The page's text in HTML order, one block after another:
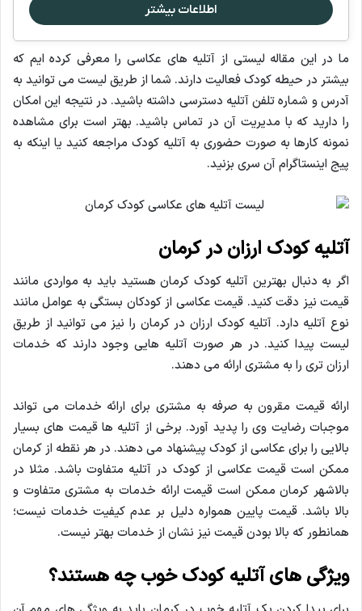
اطلاعات بیشتر
ما در این مقاله لیستی از آتلیه های عکاسی را معرفی کرده ایم که
بیشتر در حیطه کودک فعالیت دارند. شما از طریق لیست می توانید به
آدرس و شماره تلفن آتلیه دسترسی داشته باشید. در نتیجه این امکان
را دارید که با مدیریت آن در تماس باشید. بهتر است برای مشاهده
نمونه کارها به صورت حضوری به آتلیه کودک مراجعه کنید یا اینکه به
پیج اینستاگرام آن سری بزنید.
آتلیه کودک ارزان در کرمان
اگر به دنبال بهترین آتلیه کودک کرمان هستید باید به مواردی مانند
قیمت نیز دقت کنید. قیمت عکاسی از کودکان بستگی به عوامل مانند
نوع آتلیه دارد. آتلیه کودک ارزان در کرمان را نیز می توانید از طریق
لیست پیدا کنید. در هر صورت آتلیه هایی وجود دارند که خدمات
ارزان تری را به مشتری ارائه می دهند.
ارائه قیمت مقرون به صرفه به مشتری برای ارائه خدمات می تواند
موجبات رضایت وی را پدید آورد. برخی از آتلیه ها قیمت های بسیار
بالایی را برای عکاسی از کودک پیشنهاد می دهند. در هر نقطه از کرمان
ممکن است قیمت عکاسی از کودک در آتلیه متفاوت باشد. مثلا در
بالاشهر کرمان ممکن است قیمت ارائه خدمات به مشتری متفاوت و
بالا باشد. قیمت پایین همواره دلیل بر عدم کیفیت خدمات نیست؛
همانطور که بالا بودن قیمت نیز نشان از خدمات بهتر نیست.
ویژگی های آتلیه کودک خوب چه هستند؟